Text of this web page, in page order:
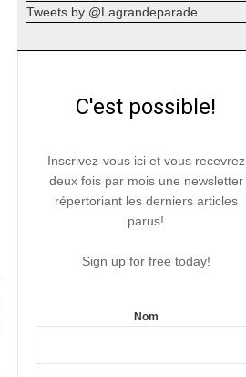
Tweets by @Lagrandeparade
C'est possible!
Inscrivez-vous ici et vous recevrez
deux fois par mois une newsletter
répertoriant les derniers articles
parus!
Sign up for free today!
Nom